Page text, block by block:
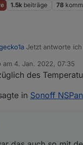
1.5k beiträge 78
Jetzt antworte
gedrückt. Dabei
Daraufhin
am 4. Jan. 2022, 07:35
von
des
in Sonoff